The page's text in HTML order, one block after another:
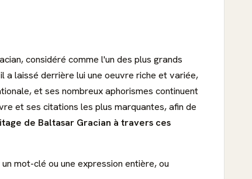
considéré comme l'un des plus grands
a laissé derrière lui une oeuvre riche et variée,
et ses nombreux aphorismes continuent
et ses citations les plus marquantes, afin de
de Baltasar Gracian à travers ces
mot-clé ou une expression entière, ou